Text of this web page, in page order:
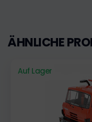
ÄHNLICHE
Auf Lager